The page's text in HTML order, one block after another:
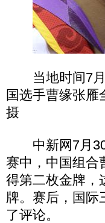
当地时间7月
国选手曹缘张
摄
中新网7月30
赛中，中国组合
得第二枚金牌，
牌。赛后，国际
了评论。